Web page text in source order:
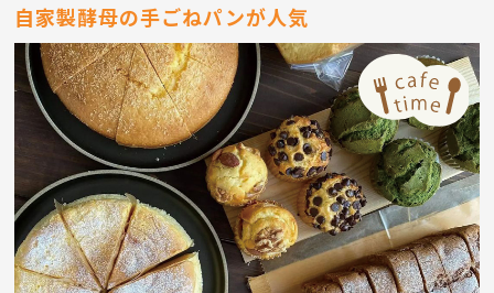
自家製酵母の手ごねパンが人気